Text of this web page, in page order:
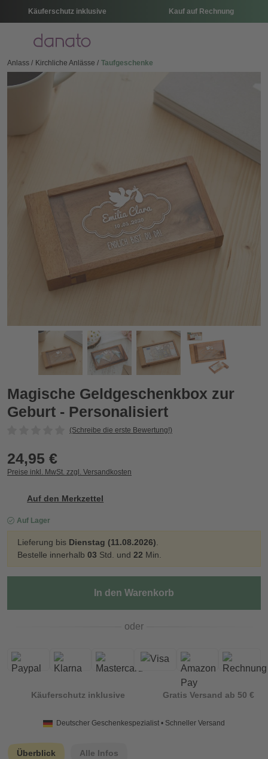
Käuferschutz inklusive Kauf auf Rechnung
Menü
Anlass Kirchliche Anlässe Taufgeschenke
Magische Geldgeschenkbox zur Geburt - Personalisiert
Zurück
Magische Geldgeschenkbox zur
Geburt - Personalisiert
(Schreibe die erste Bewertung!)
24,95 €
Preise inkl. MwSt. zzgl. Versandkosten
Auf den Merkzettel
Auf Lager
Lieferung bis Dienstag (11.08.2026).
Bestelle innerhalb 03 Std. und 22 Min.
In den Warenkorb
oder
Käuferschutz inklusive Gratis Versand ab 50 €
Deutscher Geschenkespezialist • Schneller Versand
Überblick Alle Infos